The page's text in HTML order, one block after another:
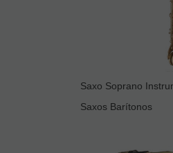
Saxo Soprano
Saxos Barítonos